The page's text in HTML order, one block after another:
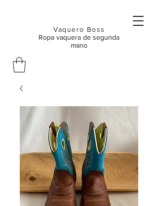
Vaquero Boss
Ropa vaquera de segunda
mano